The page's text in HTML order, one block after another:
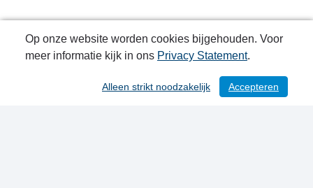
/ 116
Op onze website worden cookies bijgehouden. Voor
meer informatie kijk in ons Privacy Statement.
Accepteren
Alleen strikt noodzakelijk